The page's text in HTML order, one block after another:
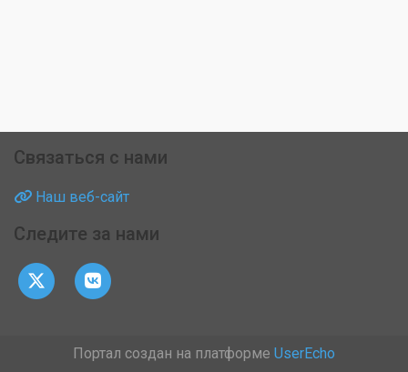
Связаться с нами
Наш веб-сайт
Следите за нами
Портал создан на платформе UserEcho